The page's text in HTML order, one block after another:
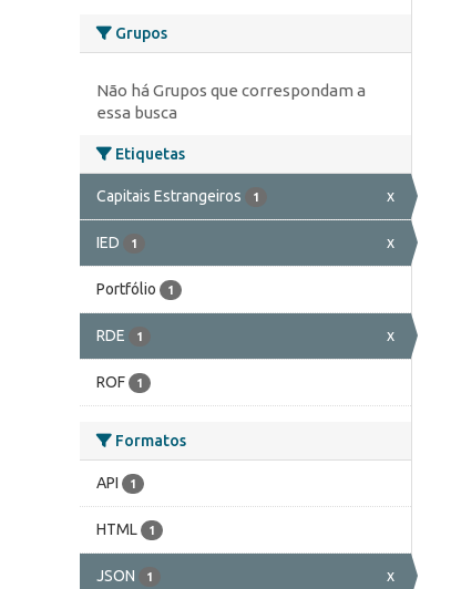
Grupos
Não há Grupos que correspondam a
essa busca
Etiquetas
Capitais Estrangeiros 1 x
IED 1 x
Portfólio 1
RDE 1 x
ROF 1
Formatos
API 1
HTML 1
JSON 1 x